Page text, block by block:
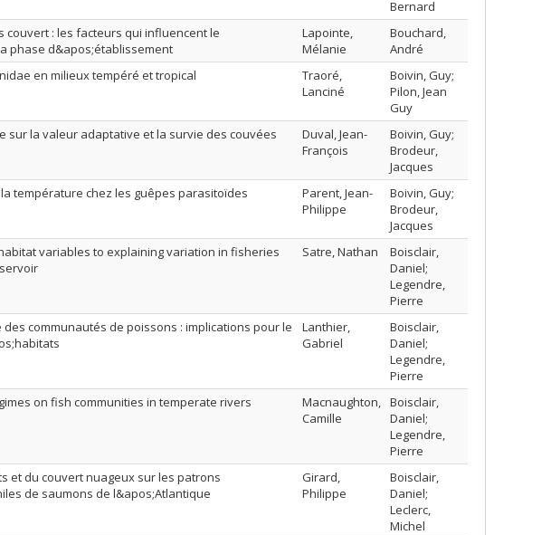
Bernard
: les facteurs qui influencent le
phase d&apos;établissement
Lapointe,
Mélanie
Bouchard,
André
en milieux tempéré et tropical
Traoré,
Lanciné
Boivin, Guy;
Pilon, Jean
Guy
la valeur adaptative et la survie des couvées
Duval, Jean-
François
Boivin, Guy;
Brodeur,
Jacques
température chez les guêpes parasitoïdes
Parent, Jean-
Philippe
Boivin, Guy;
Brodeur,
Jacques
variables to explaining variation in fisheries
Satre, Nathan
Boisclair,
Daniel;
Legendre,
Pierre
communautés de poissons : implications pour le
Lanthier,
Gabriel
Boisclair,
Daniel;
Legendre,
Pierre
on fish communities in temperate rivers
Macnaughton,
Camille
Boisclair,
Daniel;
Legendre,
Pierre
et du couvert nuageux sur les patrons
de saumons de l&apos;Atlantique
Girard,
Philippe
Boisclair,
Daniel;
Leclerc,
Michel